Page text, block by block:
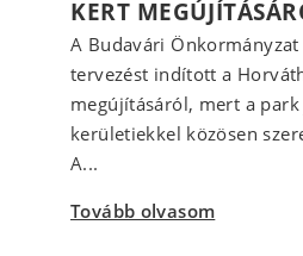
KERT
A Budavári Önkormányzat
tervezést indított a
megújításáról, mert a
kerületiekkel közösen
A...
Tovább olvasom